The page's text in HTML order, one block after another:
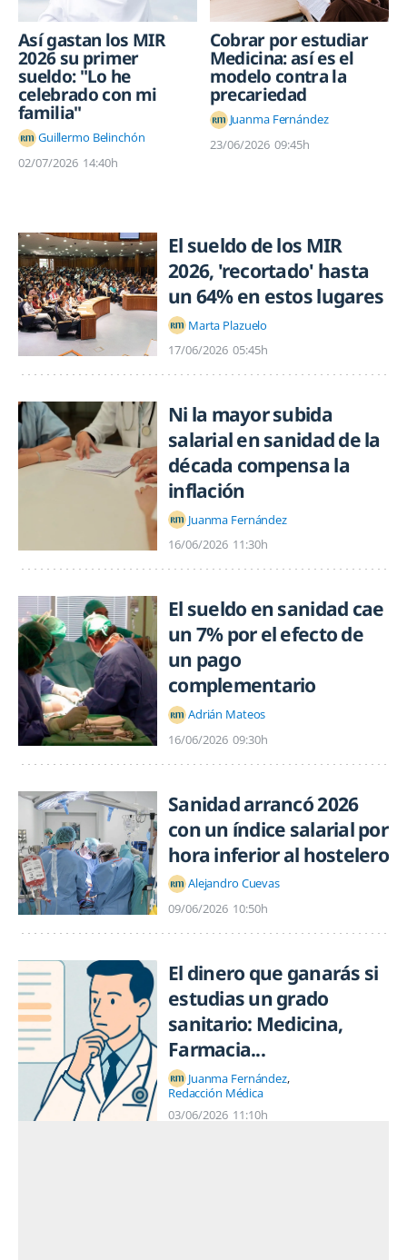
Así gastan los MIR
2026 su primer
sueldo: "Lo he
celebrado con mi
familia"
Guillermo Belinchón
02/07/2026 14:40h
Cobrar por estudiar
Medicina: así es el
modelo contra la
precariedad
Juanma Fernández
23/06/2026 09:45h
El sueldo de los MIR
2026, 'recortado' hasta
un 64% en estos lugares
Marta Plazuelo
17/06/2026 05:45h
Ni la mayor subida
salarial en sanidad de la
década compensa la
inflación
Juanma Fernández
16/06/2026 11:30h
El sueldo en sanidad cae
un 7% por el efecto de
un pago
complementario
Adrián Mateos
16/06/2026 09:30h
Sanidad arrancó 2026
con un índice salarial por
hora inferior al hostelero
Alejandro Cuevas
09/06/2026 10:50h
El dinero que ganarás si
estudias un grado
sanitario: Medicina,
Farmacia...
Juanma Fernández
Redacción Médica
03/06/2026 11:10h